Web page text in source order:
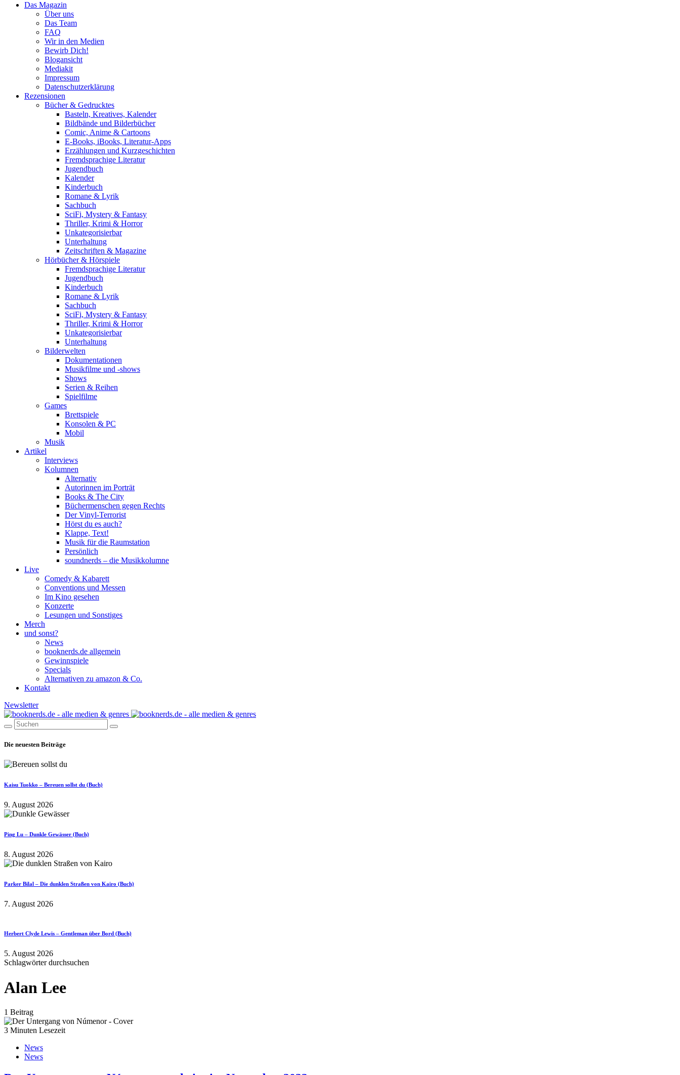
Das Magazin
Über uns
Das Team
FAQ
Wir in den Medien
Bewirb Dich!
Blogansicht
Mediakit
Impressum
Datenschutzerklärung
Rezensionen
Bücher & Gedrucktes
Basteln, Kreatives, Kalender
Bildbände und Bilderbücher
Comic, Anime & Cartoons
E-Books, iBooks, Literatur-Apps
Erzählungen und Kurzgeschichten
Fremdsprachige Literatur
Jugendbuch
Kalender
Kinderbuch
Romane & Lyrik
Sachbuch
SciFi, Mystery & Fantasy
Thriller, Krimi & Horror
Unkategorisierbar
Unterhaltung
Zeitschriften & Magazine
Hörbücher & Hörspiele
Fremdsprachige Literatur
Jugendbuch
Kinderbuch
Romane & Lyrik
Sachbuch
SciFi, Mystery & Fantasy
Thriller, Krimi & Horror
Unkategorisierbar
Unterhaltung
Bilderwelten
Dokumentationen
Musikfilme und -shows
Shows
Serien & Reihen
Spielfilme
Games
Brettspiele
Konsolen & PC
Mobil
Musik
Artikel
Interviews
Kolumnen
Alternativ
Autorinnen im Porträt
Books & The City
Büchermenschen gegen Rechts
Der Vinyl-Terrorist
Hörst du es auch?
Klappe, Text!
Musik für die Raumstation
Persönlich
soundnerds – die Musikkolumne
Live
Comedy & Kabarett
Conventions und Messen
Im Kino gesehen
Konzerte
Lesungen und Sonstiges
Merch
und sonst?
News
booknerds.de allgemein
Gewinnspiele
Specials
Alternativen zu amazon & Co.
Kontakt
Newsletter
Die neuesten Beiträge
Kaisu Tuokko – Bereuen sollst du (Buch)
9. August 2026
Ping Lu – Dunkle Gewässer (Buch)
8. August 2026
Parker Bilal – Die dunklen Straßen von Kairo (Buch)
7. August 2026
Herbert Clyde Lewis – Gentleman über Bord (Buch)
5. August 2026
Schlagwörter durchsuchen
Alan Lee
1 Beitrag
3 Minuten Lesezeit
News
News